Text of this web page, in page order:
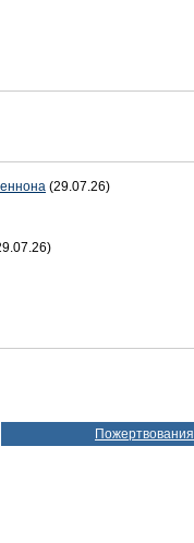
(29.07.26)
Пожертвования